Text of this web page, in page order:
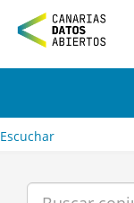
n
tEscuchar